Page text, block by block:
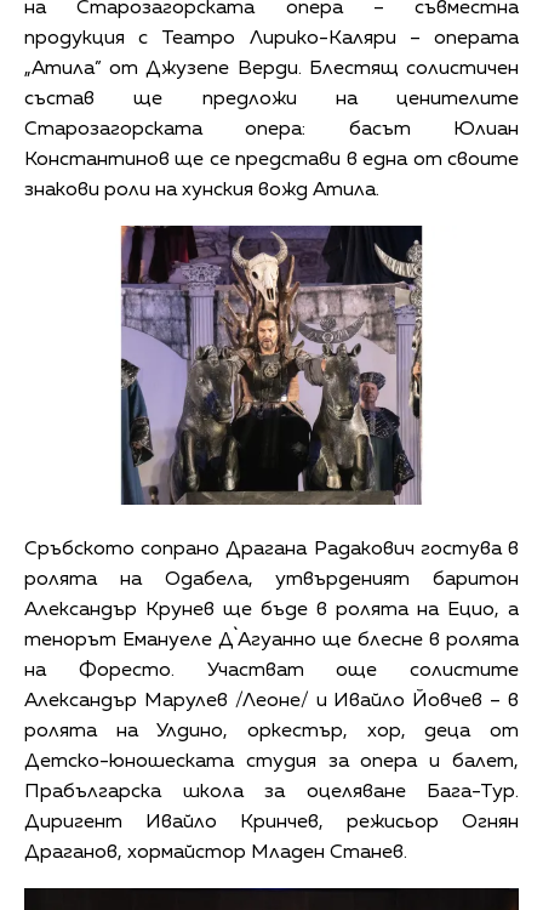
на Старозагорската опера – съвместна
продукция с Театро Лирико-Каляри – операта
„Атила” от Джузепе Верди. Блестящ солистичен
състав ще предложи на ценителите
Старозагорската опера: басът Юлиан
Константинов ще се представи в една от своите
знакови роли на хунския вожд Атила.
Сръбското сопрано Драгана Радакович гостува в
ролята на Одабела, утвърденият баритон
Александър Крунев ще бъде в ролята на Ецио, а
тенорът Емануеле Д`Агуанно ще блесне в ролята
на Форесто. Участват още солистите
Александър Марулев /Леоне/ и Ивайло Йовчев – в
ролята на Улдино, оркестър, хор, деца от
Детско-юношеската студия за опера и балет,
Прабългарска школа за оцеляване Бага-Тур.
Диригент Ивайло Кринчев, режисьор Огнян
Драганов, хормайстор Младен Станев.